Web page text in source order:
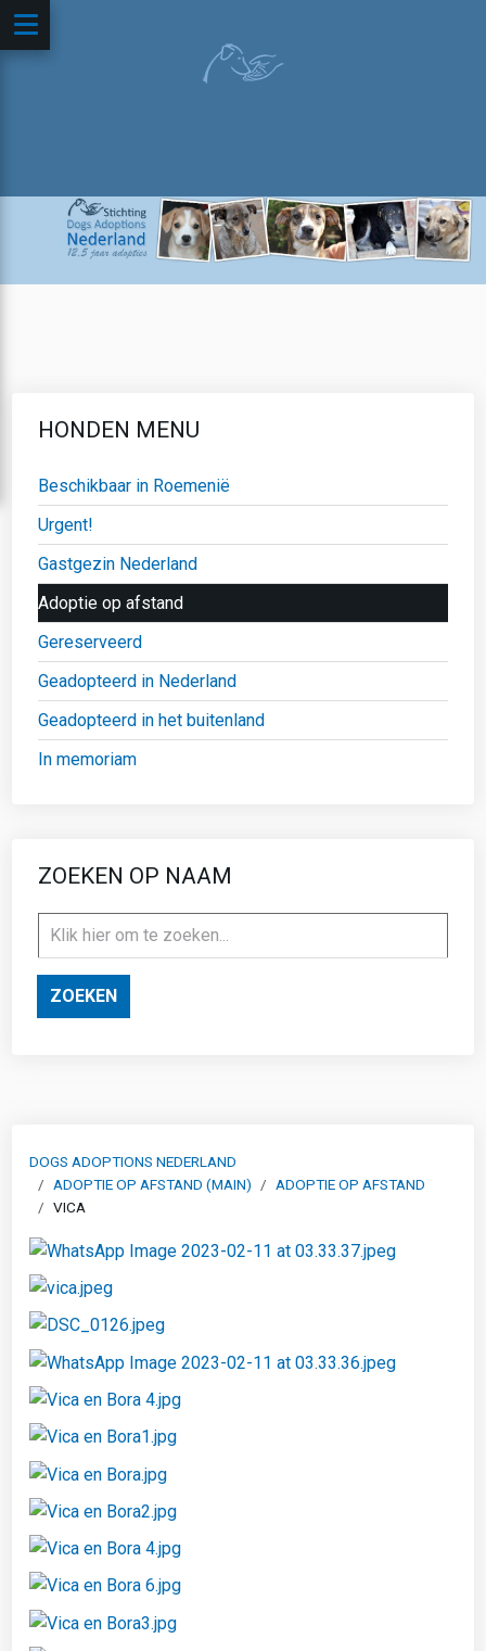
HONDEN MENU
Beschikbaar in Roemenië
Urgent!
Gastgezin Nederland
Adoptie op afstand
Gereserveerd
Geadopteerd in Nederland
Geadopteerd in het buitenland
In memoriam
ZOEKEN OP NAAM
ZOEKEN
DOGS ADOPTIONS NEDERLAND
ADOPTIE OP AFSTAND (MAIN)
ADOPTIE OP AFSTAND
VICA